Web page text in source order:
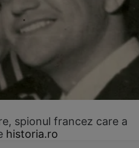
spionul francez care a
historia.ro